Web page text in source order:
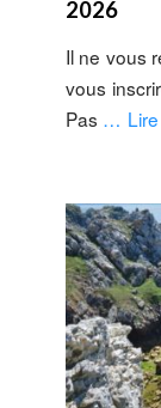
2026
Il ne vous
vous
Pas … Lire